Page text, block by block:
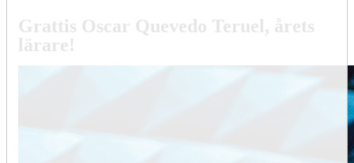
Grattis Oscar Quevedo Teruel, årets
lärare!